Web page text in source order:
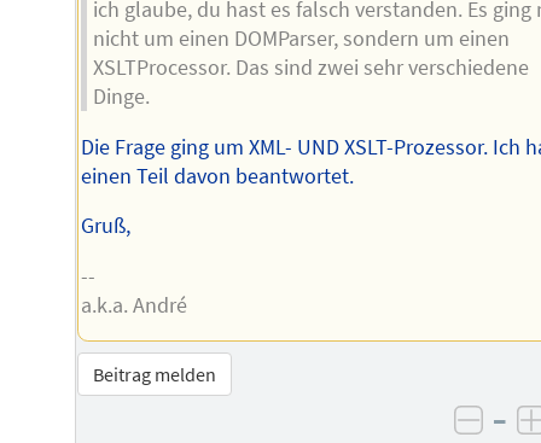
ich glaube, du hast es falsch verstanden. Es ging
nicht um einen DOMParser, sondern um einen
XSLTProcessor. Das sind zwei sehr verschiedene
Dinge.
Die Frage ging um XML- UND XSLT-Prozessor. Ich
einen Teil davon beantwortet.
Gruß,
--
a.k.a. André
Beitrag melden
–